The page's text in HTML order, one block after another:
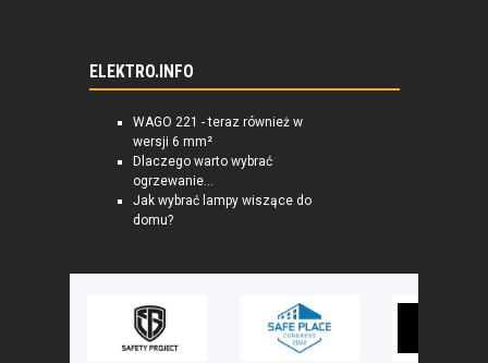
ELEKTRO.INFO
WAGO 221 - teraz również w
wersji 6 mm²
Dlaczego warto wybrać
ogrzewanie...
Jak wybrać lampy wiszące do
domu?